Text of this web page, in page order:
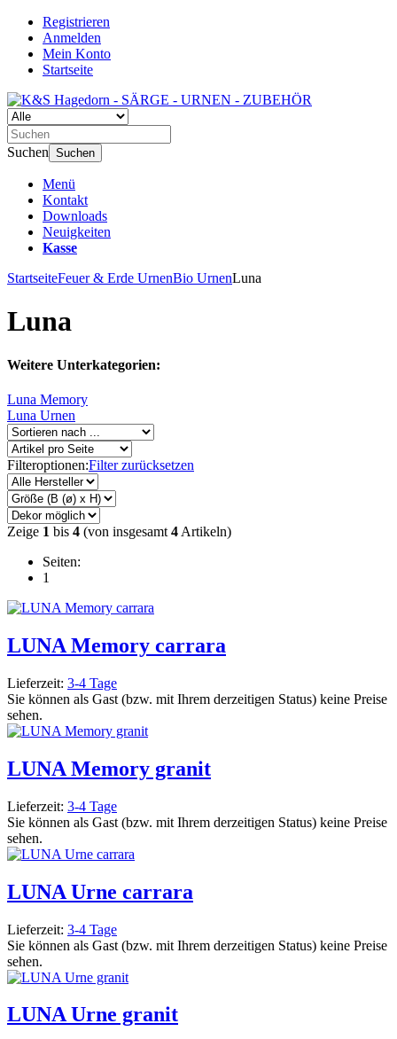
Registrieren
Anmelden
Mein Konto
Startseite
Suchen Suchen
Menü
Kontakt
Downloads
Neuigkeiten
Kasse
StartseiteFeuer & Erde UrnenBio UrnenLuna
Luna
Weitere Unterkategorien:
Luna Memory
Luna Urnen
Filteroptionen:Filter zurücksetzen
Zeige 1 bis 4 (von insgesamt 4 Artikeln)
Seiten:
1
LUNA Memory carrara
Lieferzeit: 3-4 Tage
Sie können als Gast (bzw. mit Ihrem derzeitigen Status) keine Preise
sehen.
LUNA Memory granit
Lieferzeit: 3-4 Tage
Sie können als Gast (bzw. mit Ihrem derzeitigen Status) keine Preise
sehen.
LUNA Urne carrara
Lieferzeit: 3-4 Tage
Sie können als Gast (bzw. mit Ihrem derzeitigen Status) keine Preise
sehen.
LUNA Urne granit